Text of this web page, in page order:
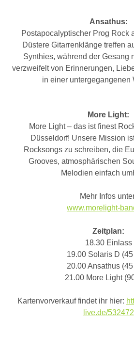
Ansathus:
Postapocalyptischer Prog Rock
Düstere Gitarrenklänge treffen
Synthies, während der Gesang
verzweifelt von Erinnerungen,
in einer untergegangenen
More Light:
More Light – das ist finest
Düsseldorf! Unsere Mission
Rocksongs zu schreiben, die
Grooves, atmosphärischen
Melodien einfach
Mehr Infos
www.morelight-
Zeitplan:
18.30 Einlass
19.00 Solaris D
20.00 Ansathus
21.00 More Light
Kartenvorverkauf findet ihr hier:
live.de/532472